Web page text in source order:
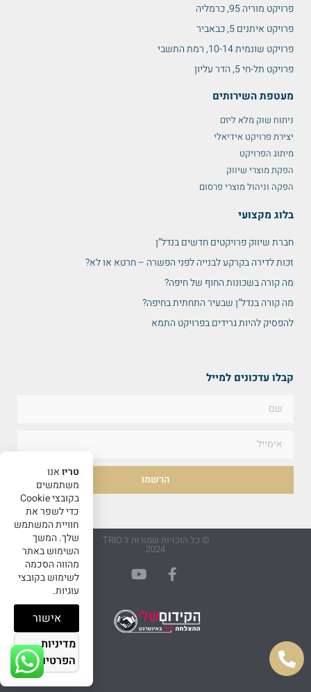
פרויקט מוריה 95, כרמליה
פרויקט איתנים 5, כבאביר
פרויקט שונמית 10-14, רמת התשבי
פרויקט תל-חי 5, הדר עליון
מעטפת השירותים
ניתוח שוק מלא ליזם
יצירת פרויקט אידיאלי
מיתוג הפרויקט
הפקת מוצרי שיווק
הפקה וניהול מוצרי פרסום
בלוג מקצועי
חברת שיווק פרויקטים חדשים בנדל"ן
זכות לדירה בקרקע לבנייה לפני הפשרה – חרטא או לא?
מה קורה בשכונות החוף של חיפה?
מה קורה בנדל"ן שבעיר התחתית בחיפה?
להפסיק להיות גרידים בפרויקט התמא
קבלו עדכונים למייל
הרשמו
© כל הזכויות שמורות ל TRIO
2024
טריואנו
משתמשים
בקובצי Cookie
כדי לשפר את
חוויית המשתמש
שלך. המשך
השימוש באתר
מהווה הסכמה
לשימוש בקובצי
עוגיות.
אישור
מדיניות
הפרטיות